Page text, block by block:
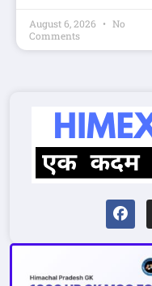
August 6, 2026
No
Comments